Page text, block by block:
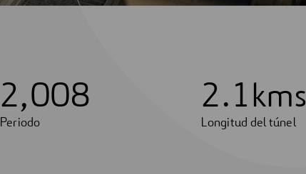
2,008
Periodo
2.1kms
Longitud del túnel